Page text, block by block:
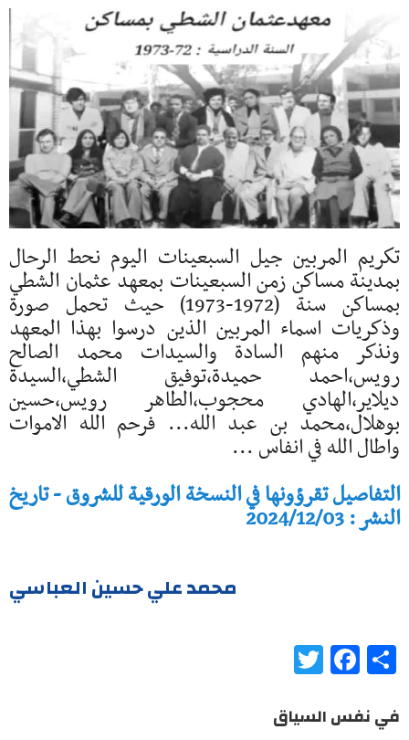
تكريم المربين جيل السبعينات اليوم نحط الرحال
بمدينة مساكن زمن السبعينات بمعهد عثمان الشطي
بمساكن سنة (1972-1973) حيث تحمل صورة
وذكريات اسماء المربين الذين درسوا بهذا المعهد
ونذكر منهم السادة والسيدات محمد الصالح
رويس،احمد حميدة،توفيق الشطي،السيدة
ديلاير،الهادي محجوب،الطاهر رويس،حسين
بوهلال،محمد بن عبد الله... فرحم الله الاموات
واطال الله في انفاس ...
التفاصيل تقرؤونها في النسخة الورقية للشروق - تاريخ
النشر : 2024/12/03
محمد علي حسين العباسي
Share
Facebook
في نفس السياق